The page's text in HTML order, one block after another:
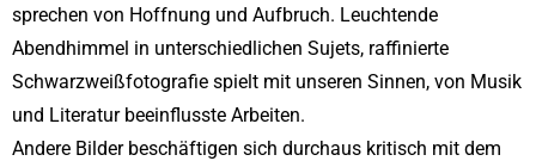
sprechen von Hoffnung und Aufbruch. Leuchtende
Abendhimmel in unterschiedlichen Sujets, raffinierte
Schwarzweißfotografie spielt mit unseren Sinnen, von Musik
und Literatur beeinflusste Arbeiten.
Andere Bilder beschäftigen sich durchaus kritisch mit dem